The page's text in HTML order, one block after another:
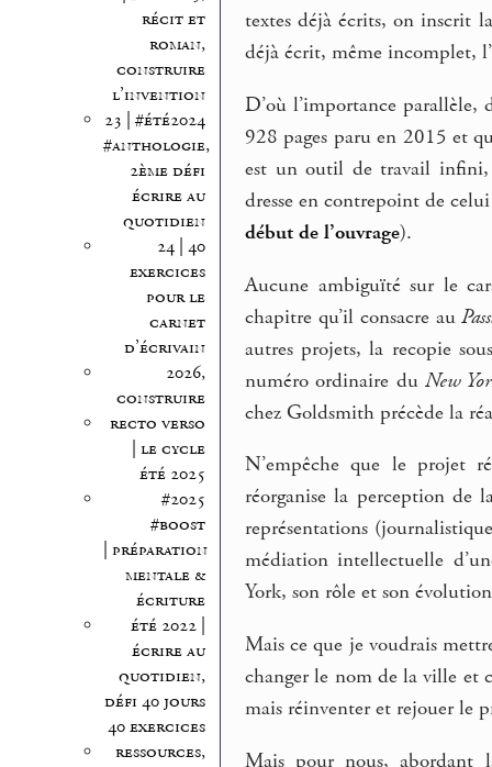
récit et
roman,
construire
l’invention
23 | #été2024
#anthologie,
2ème défi
écrire au
quotidien
24 | 40
exercices
pour le
carnet
d’écrivain
2026,
construire
recto verso
| le cycle
été 2025
#2025
#boost
| préparation
mentale &
écriture
été 2022 |
écrire au
quotidien,
défi 40 jours
40 exercices
ressources,
textes déjà écrits, on inscrit
déjà écrit, même incomplet,
D’où l’importance
928 pages paru en 2015 et
est un outil de travail
dresse en contrepoint de
début de l’ouvrage).
Aucune ambiguïté sur le
chapitre qu’il consacre au
autres projets, la recopie
numéro ordinaire du New
chez Goldsmith précède la
N’empêche que le projet
réorganise la perception de
représentations
médiation intellectuelle
York, son rôle et son
Mais ce que je voudrais
changer le nom de la ville et
mais réinventer et rejouer le
Mais pour nous, abordant